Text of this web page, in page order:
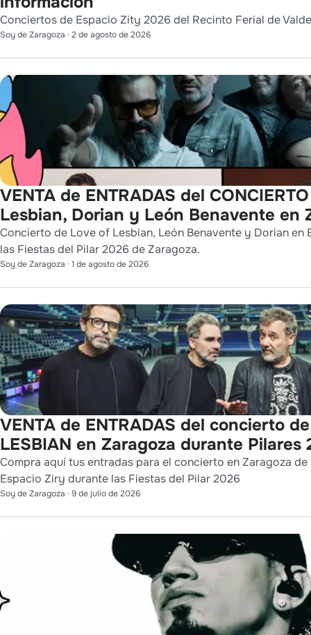
Conciertos de Espacio Zity 2026 del Recinto Ferial de
Soy de Zaragoza · 2 de agosto de 2026
VENTA de ENTRADAS del
Lesbian, Dorian y León Benavente en
Concierto de Love of Lesbian, León Benavente y Dorian
las Fiestas del Pilar 2026 de Zaragoza.
Soy de Zaragoza · 1 de agosto de 2026
VENTA de ENTRADAS del concierto
LESBIAN en Zaragoza durante Pilares
Compra aquí tus entradas para el concierto en Zaragoza
Espacio Ziry durante las Fiestas del Pilar 2026
Soy de Zaragoza · 9 de julio de 2026